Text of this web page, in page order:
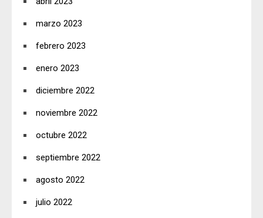
marzo 2023
febrero 2023
enero 2023
diciembre 2022
noviembre 2022
octubre 2022
septiembre 2022
agosto 2022
julio 2022